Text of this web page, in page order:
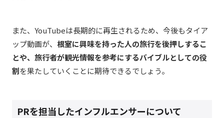
また、YouTubeは長期的に再生されるため、今後もタイア
ップ動画が、 根室に興味を持った人の旅行を後押しするこ
とや、旅行者が観光情報を参考にするバイブルとしての役
割を果たしていくことに期待できるでしょう。
PRを担当したインフルエンサーについて